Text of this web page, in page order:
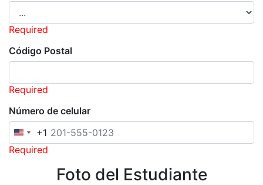
Required
Código Postal
Required
Número de celular
United
States
+1
+1
Required
Foto del Estudiante